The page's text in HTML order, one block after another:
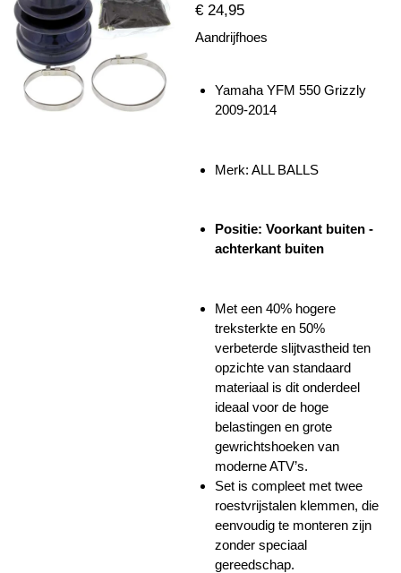
€ 24,95
Aandrijfhoes
Yamaha YFM 550 Grizzly
2009-2014
Merk: ALL BALLS
Positie: Voorkant buiten -
achterkant buiten
Met een 40% hogere
treksterkte en 50%
verbeterde slijtvastheid ten
opzichte van standaard
materiaal is dit onderdeel
ideaal voor de hoge
belastingen en grote
gewrichtshoeken van
moderne ATV’s.
Set is compleet met twee
roestvrijstalen klemmen, die
eenvoudig te monteren zijn
zonder speciaal
gereedschap.